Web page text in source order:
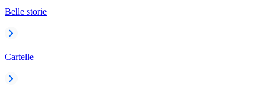
Belle storie
Cartelle